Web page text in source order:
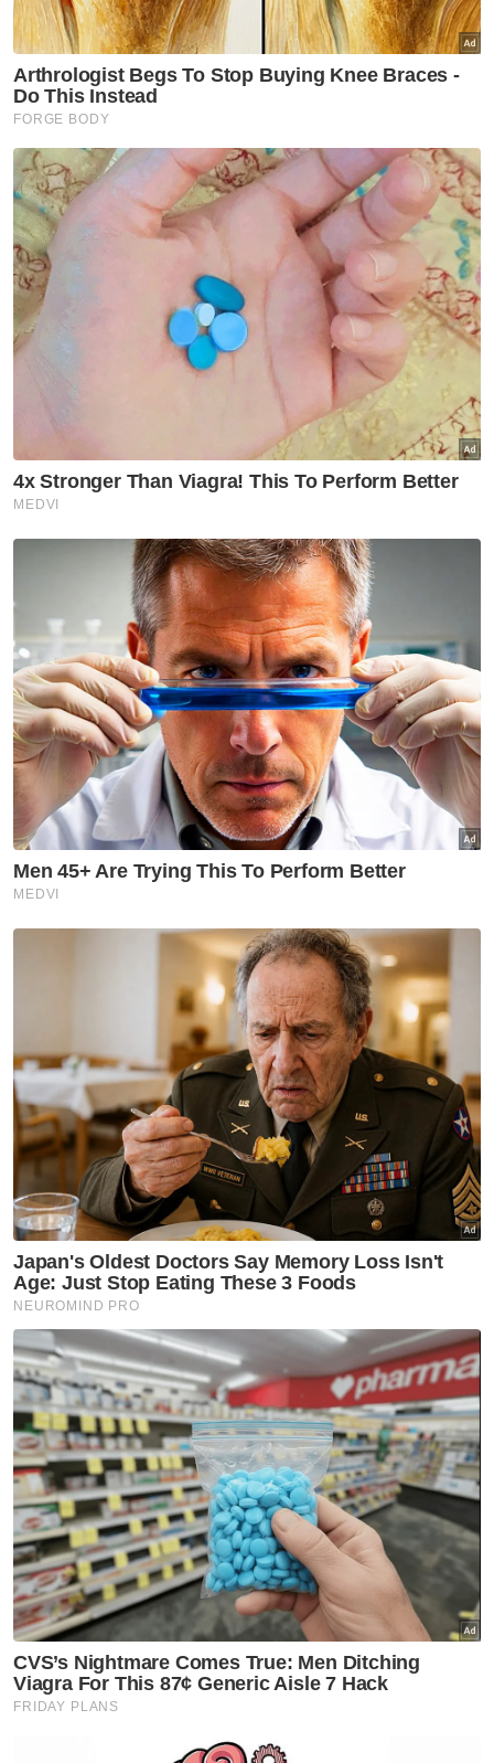
mengalami kecederaan ringan dan tiada yang
serius setakat ini.
Sementara itu, pengendali Singapura, Nazri
Nasir menjangkakan skuad bimbingannya
akan menghadapi tentangan sengit daripada
Malaysia.
Artikel Berkaitan:
Pan-gon panggil Faisal Halim
PRN: Dua bekas pemain bola sepak Kedah calon PN
Pan Gon risik rahsia kelab EPL
"Setiap kali bertemu Malaysia akan ada
persaingan dan juga sesuatu yang istimewa.
Kami melihat bagaimana Malaysia beraksi
(menentang Filipina) mereka sangat teruja di
bawah jurulatih baharu, mereka beraksi
dengan baik dan saya jangkakan ia bakal
menjadi perlawanan yang sukar. Sudah tentu
kami mempunyai strategi esok dan pasukan
terbaik akan menang,” katanya.
Skuad bimbingan Pan-gon akan
menamatkan siri perlawanan persahabatan
di Singapura, yang merupakan sebahagian
daripada persiapan mereka untuk Kelayakan
Piala Asia 2023 dengan bertemu sebuah
kelab tempatan Albirex Niigata FC pada 28
Mac ini. - Bernama
Muat turun aplikasi Sinar Harian.Klik di sini!
Harimau Malaya